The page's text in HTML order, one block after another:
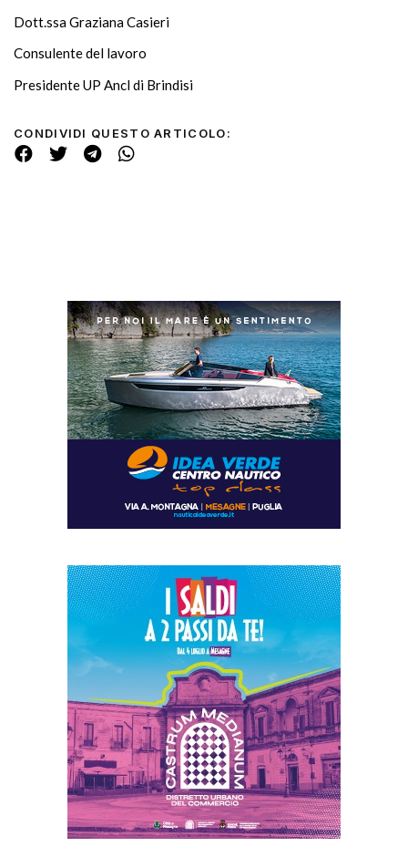
Dott.ssa Graziana Casieri
Consulente del lavoro
Presidente UP Ancl di Brindisi
CONDIVIDI QUESTO ARTICOLO: